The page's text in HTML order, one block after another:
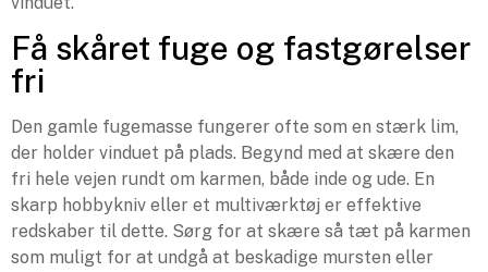
Få skåret fuge og fastgørelser
fri
Den gamle fugemasse fungerer ofte som en stærk lim,
der holder vinduet på plads. Begynd med at skære den
fri hele vejen rundt om karmen, både inde og ude. En
skarp hobbykniv eller et multiværktøj er effektive
redskaber til dette. Sørg for at skære så tæt på karmen
som muligt for at undgå at beskadige mursten eller